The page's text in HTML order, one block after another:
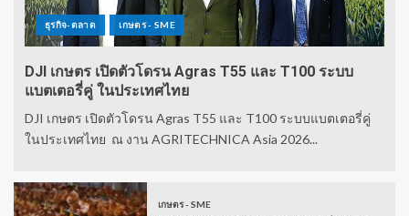
ธุรกิจ-ตลาด เกษตร - SME
DJI เกษตร เปิดตัวโดรน Agras T55 และ T100 ระบบ
แบตเตอรี่คู่ ในประเทศไทย
DJI เกษตร เปิดตัวโดรน Agras T55 และ T100 ระบบแบตเตอรี่คู่
ในประเทศไทย ณ งาน AGRITECHNICA Asia 2026...
เกษตร - SME